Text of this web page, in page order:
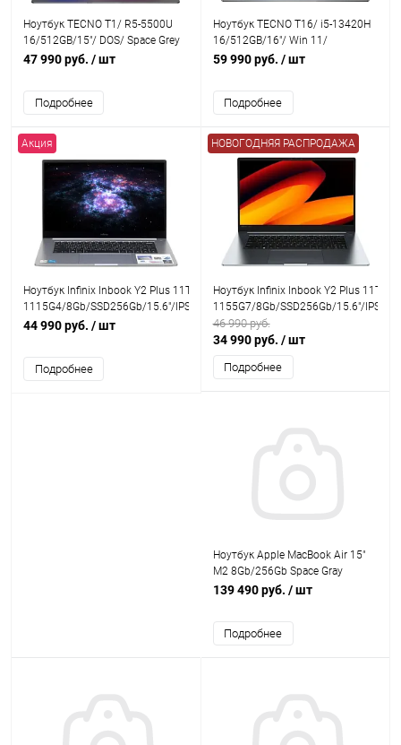
Ноутбук TECNO T1/ R5-5500U
16/512GB/15"/ DOS/ Space Grey
47 990 руб. / шт
Подробнее
Ноутбук TECNO T16/ i5-13420H
16/512GB/16"/ Win 11/
Moonshine Silver
59 990 руб. / шт
Подробнее
Акция
Ноутбук Infinix Inbook Y2 Plus 11TH XL29 i3
1115G4/8Gb/SSD256Gb/15.6"/IPS/FHD/VGA
int/W11 grey
44 990 руб. / шт
Подробнее
НОВОГОДНЯЯ РАСПРОДАЖА
Ноутбук Infinix Inbook Y2 Plus 11TH
1155G7/8Gb/SSD256Gb/15.6"/IPS/
46 990 руб.
34 990 руб. / шт
Подробнее
Ноутбук Apple MacBook Air 15"
M2 8Gb/256Gb Space Gray
139 490 руб. / шт
Подробнее